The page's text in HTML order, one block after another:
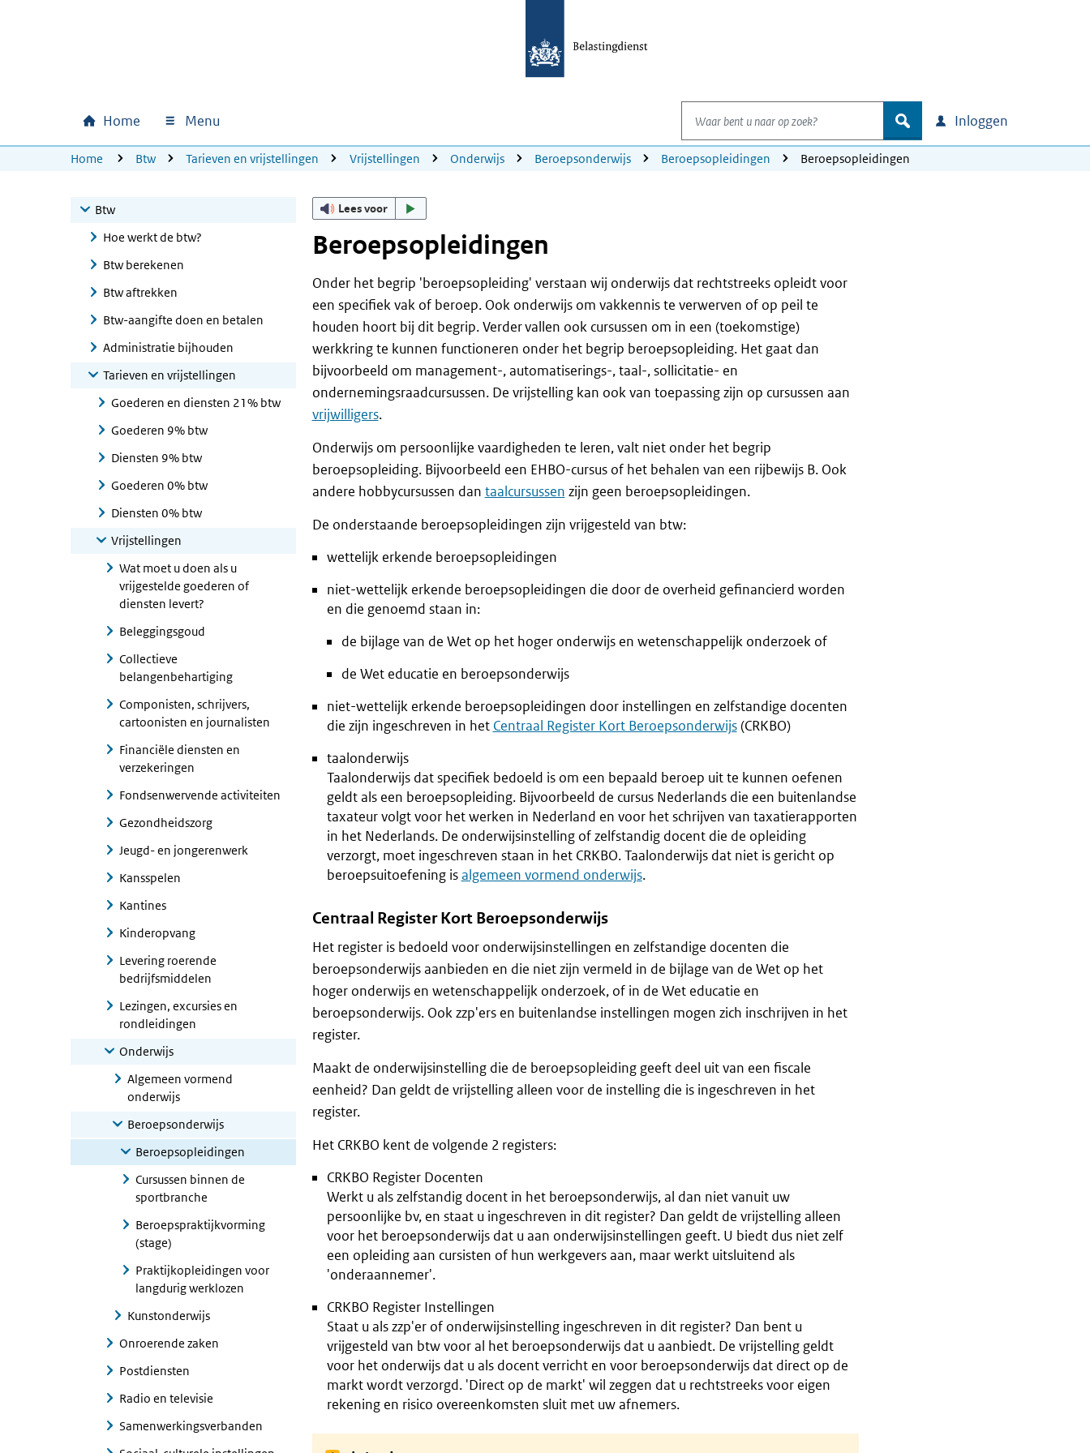
Hoofdnavigatie
Home Menu
Waar bent u naar op zoek?
zoek Inloggen
U bevindt zich hier:
Home Btw Tarieven en vrijstellingen Vrijstellingen Onderwijs Beroepsonderwijs Beroepsopleidingen Beroepsopleidingen
Btw
Hoe werkt de btw?
Btw berekenen
Btw aftrekken
Btw-aangifte doen en betalen
Administratie bijhouden
Tarieven en vrijstellingen
Goederen en diensten 21% btw
Goederen 9% btw
Diensten 9% btw
Goederen 0% btw
Diensten 0% btw
Vrijstellingen
Wat moet u doen als u
vrijgestelde goederen of
diensten levert?
Beleggingsgoud
Collectieve
belangenbehartiging
Componisten, schrijvers,
cartoonisten en journalisten
Financiële diensten en
verzekeringen
Fondsenwervende activiteiten
Gezondheidszorg
Jeugd- en jongerenwerk
Kansspelen
Kantines
Kinderopvang
Levering roerende
bedrijfsmiddelen
Lezingen, excursies en
rondleidingen
Onderwijs
Algemeen vormend
onderwijs
Beroepsonderwijs
Beroepsopleidingen
Cursussen binnen de
sportbranche
Beroepspraktijkvorming
(stage)
Praktijkopleidingen voor
langdurig werklozen
Kunstonderwijs
Onroerende zaken
Postdiensten
Radio en televisie
Samenwerkingsverbanden
Lees voor
Beroepsopleidingen
Onder het begrip 'beroepsopleiding' verstaan wij onderwijs dat rechtstreeks opleidt voor
een specifiek vak of beroep. Ook onderwijs om vakkennis te verwerven of op peil te
houden hoort bij dit begrip. Verder vallen ook cursussen om in een (toekomstige)
werkkring te kunnen functioneren onder het begrip beroepsopleiding. Het gaat dan
bijvoorbeeld om management-, automatiserings-, taal-, sollicitatie- en
ondernemingsraadcursussen. De vrijstelling kan ook van toepassing zijn op cursussen aan
vrijwilligers.
Onderwijs om persoonlijke vaardigheden te leren, valt niet onder het begrip
beroepsopleiding. Bijvoorbeeld een EHBO-cursus of het behalen van een rijbewijs B. Ook
andere hobbycursussen dan taalcursussen zijn geen beroepsopleidingen.
De onderstaande beroepsopleidingen zijn vrijgesteld van btw:
wettelijk erkende beroepsopleidingen
niet-wettelijk erkende beroepsopleidingen die door de overheid gefinancierd worden
en die genoemd staan in:
de bijlage van de Wet op het hoger onderwijs en wetenschappelijk onderzoek of
de Wet educatie en beroepsonderwijs
niet-wettelijk erkende beroepsopleidingen door instellingen en zelfstandige docenten
die zijn ingeschreven in het Centraal Register Kort Beroepsonderwijs(CRKBO)
taalonderwijs
Taalonderwijs dat specifiek bedoeld is om een bepaald beroep uit te kunnen oefenen
geldt als een beroepsopleiding. Bijvoorbeeld de cursus Nederlands die een buitenlandse
taxateur volgt voor het werken in Nederland en voor het schrijven van taxatierapporten
in het Nederlands. De onderwijsinstelling of zelfstandig docent die de opleiding
verzorgt, moet ingeschreven staan in het CRKBO. Taalonderwijs dat niet is gericht op
beroepsuitoefening isalgemeen vormend onderwijs.
Centraal Register Kort Beroepsonderwijs
Het register is bedoeld voor onderwijsinstellingen en zelfstandige docenten die
beroepsonderwijs aanbieden en die niet zijn vermeld in de bijlage van de Wet op het
hoger onderwijs en wetenschappelijk onderzoek, of in de Wet educatie en
beroepsonderwijs. Ook zzp'ers en buitenlandse instellingen mogen zich inschrijven in het
register.
Maakt de onderwijsinstelling die de beroepsopleiding geeft deel uit van een fiscale
eenheid? Dan geldt de vrijstelling alleen voor de instelling die is ingeschreven in het
register.
Het CRKBO kent de volgende 2 registers:
CRKBO Register Docenten
Werkt u als zelfstandig docent in het beroepsonderwijs, al dan niet vanuit uw
persoonlijke bv, en staat u ingeschreven in dit register? Dan geldt de vrijstelling alleen
voor het beroepsonderwijs dat u aan onderwijsinstellingen geeft. U biedt dus niet zelf
een opleiding aan cursisten of hun werkgevers aan, maar werkt uitsluitend als
'onderaannemer'.
CRKBO Register Instellingen
Staat u als zzp'er of onderwijsinstelling ingeschreven in dit register? Dan bent u
vrijgesteld van btw voor al het beroepsonderwijs dat u aanbiedt. De vrijstelling geldt
voor het onderwijs dat u als docent verricht en voor beroepsonderwijs dat direct op de
markt wordt verzorgd. 'Direct op de markt' wil zeggen dat u rechtstreeks voor eigen
rekening en risico overeenkomsten sluit met uw afnemers.